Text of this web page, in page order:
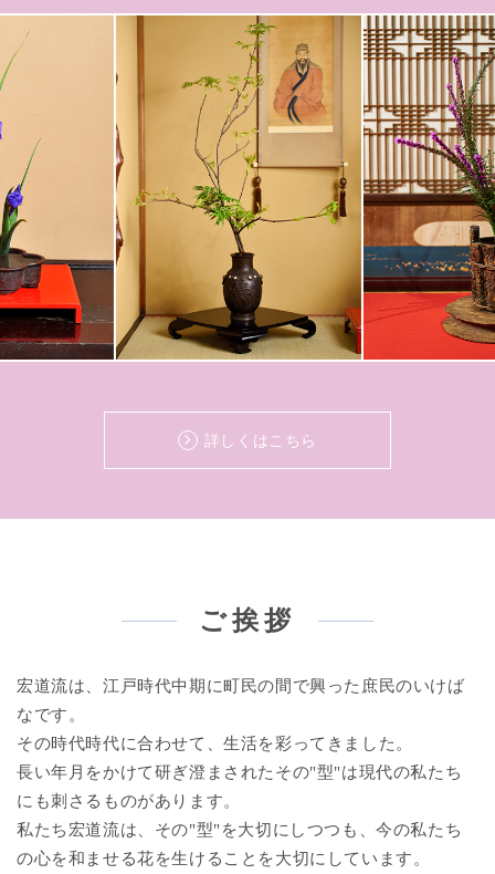
詳しくはこちら
ご挨拶
宏道流は、江戸時代中期に町民の間で興った庶民のいけば
なです。
その時代時代に合わせて、生活を彩ってきました。
長い年月をかけて研ぎ澄まされたその"型"は現代の私たち
にも刺さるものがあります。
私たち宏道流は、その"型"を大切にしつつも、今の私たち
の心を和ませる花を生けることを大切にしています。